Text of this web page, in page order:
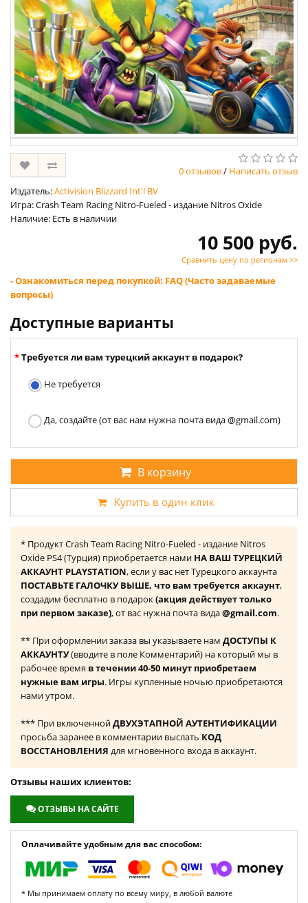
0 отзывов/ Написать отзыв
Издатель:Activision Blizzard Int'l BV
Игра: Crash Team Racing Nitro-Fueled - издание Nitros Oxide
Наличие: Есть в наличии
10 500 руб.
Сравнить цену по регионам >>
- Ознакомиться перед покупкой: FAQ (Часто задаваемые
вопросы)
Доступные варианты
Требуется ли вам турецкий аккаунт в подарок?
Не требуется
Да, создайте (от вас нам нужна почта вида @gmail.com)
В корзину
Купить в один клик
* Продукт Crash Team Racing Nitro-Fueled - издание Nitros
Oxide PS4 (Турция) приобретается нами НА ВАШ ТУРЕЦКИЙ
АККАУНТ PLAYSTATION, если у вас нет Турецкого аккаунта
ПОСТАВЬТЕ ГАЛОЧКУ ВЫШЕ, что вам требуется аккаунт,
создадим бесплатно в подарок(акция действует только
при первом заказе), от вас нужна почта вида@gmail.com.
** При оформлении заказа вы указываете нам ДОСТУПЫ К
АККАУНТУ(вводите в поле Комментарий) на который мы в
рабочее время в течении 40-50 минут приобретаем
нужные вам игры. Игры купленные ночью приобретаются
нами утром.
*** При включеннойДВУХЭТАПНОЙ АУТЕНТИФИКАЦИИ
просьба заранее в комментарии выслать КОД
ВОССТАНОВЛЕНИЯ для мгновенного входа в аккаунт.
Отзывы наших клиентов:
ОТЗЫВЫ НА САЙТЕ
Оплачивайте удобным для вас способом:
* Мы принимаем оплату по всему миру, в любой валюте